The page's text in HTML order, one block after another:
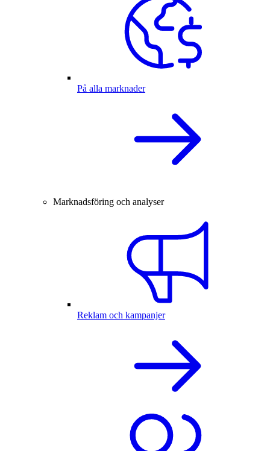
På alla marknader
Marknadsföring och analyser
Reklam och kampanjer